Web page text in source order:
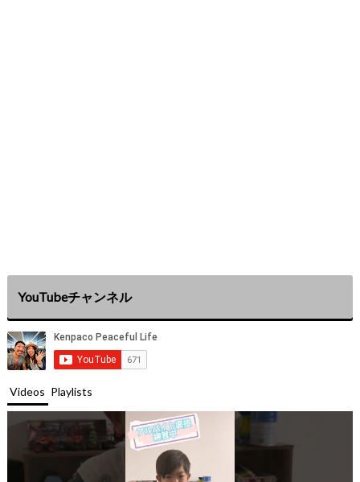
YouTubeチャンネル
Videos Playlists